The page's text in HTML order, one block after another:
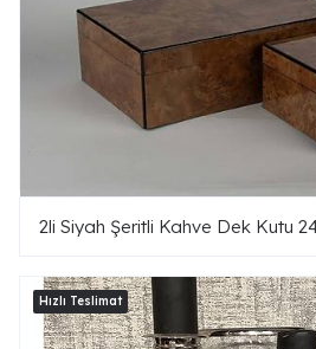
2li Siyah Şeritli Kahve Dek Kutu